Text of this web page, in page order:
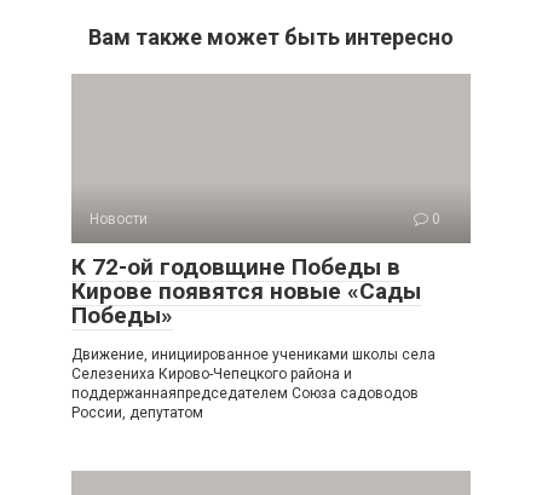
Вам также может быть интересно
Новости 0
К 72-ой годовщине Победы в
Кирове появятся новые «Сады
Победы»
Движение, инициированное учениками школы села
Селезениха Кирово-Чепецкого района и
поддержаннаяпредседателем Союза садоводов
России, депутатом